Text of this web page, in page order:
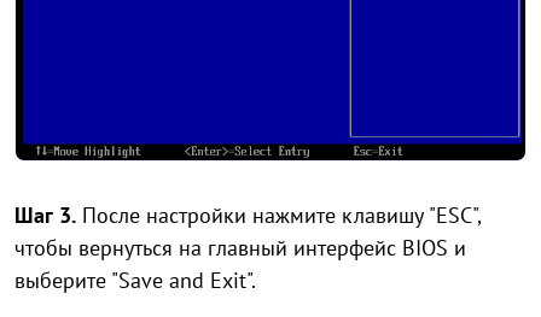
Шаг 3. После настройки нажмите клавишу "ESC",
чтобы вернуться на главный интерфейс BIOS и
выберите "Save and Exit".